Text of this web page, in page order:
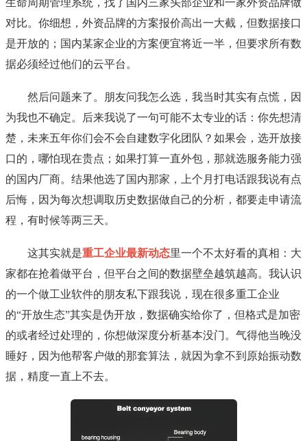
生命周期管理系统，找了国内三家头部企业和一家外资品牌做
对比。你细想，外资品牌的方案报价高出一大截，但数据接口
是开放的；国内某家企业的方案便宜将近一半，但要求所有数
据必须经过他们的云平台。
然后问题来了。朋友问我怎么选，我当时其实有点慌，因
为我也不确定。后来我说了一句可能不太专业的话：你先想清
楚，未来五年你们会不会自建数字化团队？如果会，选开放接
口的，哪怕现在贵点；如果打算一直外包，那就选服务能力强
的国内厂商。结果他选了国内那家，上个月打电话跟我说有点
后悔，因为每次想调取历史数据做自己的分析，都要走申请流
程，有时候等两三天。
这其实就是重工企业最新动态里一个不太好看的真相：大
家都在抢着做平台，但平台之间的数据壁垒越筑越高。我认识
的一个做工业软件的朋友私下跟我说，现在很多重工企业
的“开放生态”其实是伪开放，数据确实给你了，但格式是加密
的或者经过处理的，你想做深度分析基本没门。气得他当晚没
睡好，因为他帮客户做的那套算法，就因为拿不到原始振动数
据，精度一直上不去。